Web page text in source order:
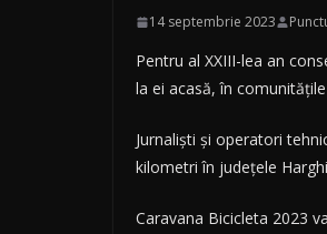
14 septembrie 2023
Pentru al XXIII-lea an
la ei acasă, în
Jurnalişti şi operatori
kilometri în județele
Caravana Bicicleta 2023